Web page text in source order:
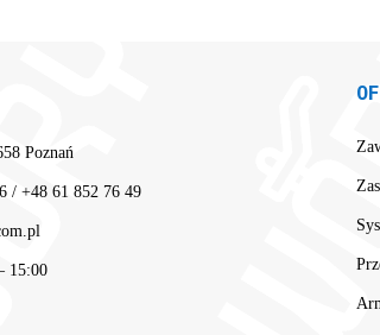
Poznań
/ +48 61 852 76 49
15:00